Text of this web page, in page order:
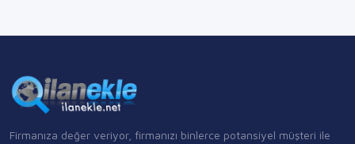
Firmanıza değer veriyor, firmanızı binlerce potansiyel müşteri ile